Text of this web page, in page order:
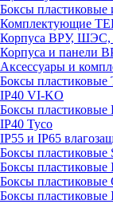
Боксы пластиковые
Комплектующие
Корпуса ВРУ,
Корпуса и панели
Аксессуары и
Боксы пластиковые
IP40 VI-KO
Боксы пластиковые
IP40 Тусо
IP55 и IP65
Боксы пластиковые
Боксы пластиковые
Боксы пластиковые
Боксы пластиковые